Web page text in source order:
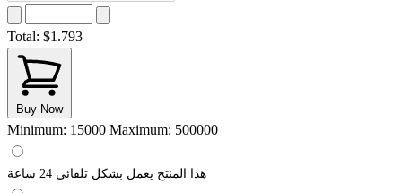
Total: $1.793
Buy Now
Minimum: 15000 Maximum: 500000
هذا المنتج يعمل بشكل تلقائي 24 ساعة